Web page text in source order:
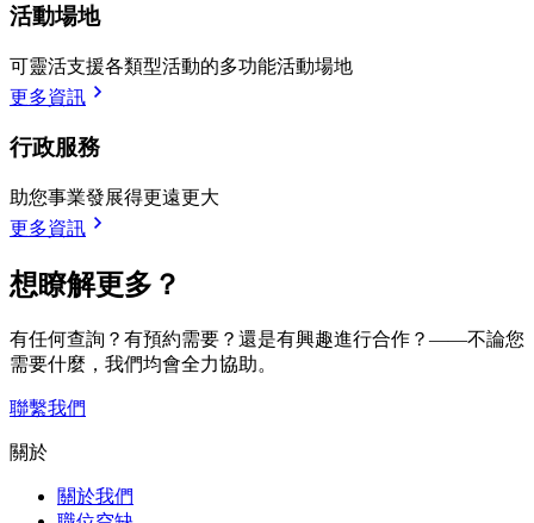
活動場地
可靈活支援各類型活動的多功能活動場地
更多資訊
行政服務
助您事業發展得更遠更大
更多資訊
想瞭解更多？
有任何查詢？有預約需要？還是有興趣進行合作？——不論您
需要什麼，我們均會全力協助。
聯繫我們
關於
關於我們